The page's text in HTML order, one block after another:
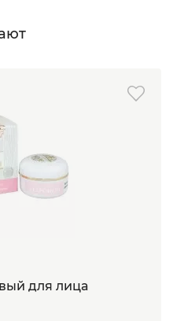
для лица